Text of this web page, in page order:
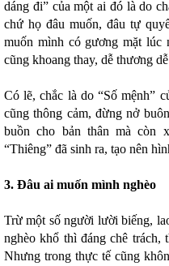
dáng đi” của một ai đó là do
chứ họ đâu muốn, đâu tự
muốn mình có gương mặt
cũng khoang thay, dễ thương
Có lẽ, chắc là do “Số mệnh”
cũng thông cảm, đừng nở
buồn cho bản thân mà còn
“Thiêng” đã sinh ra, tạo nên
3. Đâu ai muốn mình nghèo
Trừ một số người lười biếng,
nghèo khổ thì đáng chê
Nhưng trong thực tế cũng